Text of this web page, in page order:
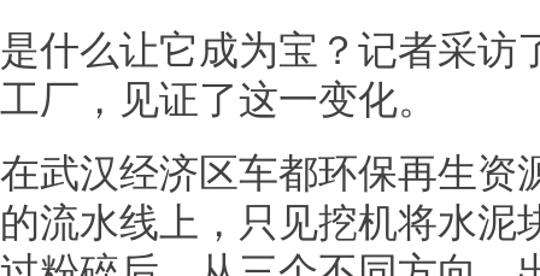
是什么让它成为宝？记者采访
工厂，见证了这一变化。
在武汉经济区车都环保再生资
的流水线上，只见挖机将水泥